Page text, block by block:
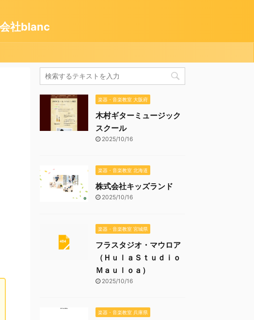
社blanc
楽器・音楽教室 大阪府
木村ギターミュージック
スクール
2025/10/16
楽器・音楽教室 北海道
株式会社キッズランド
2025/10/16
楽器・音楽教室 宮城県
フラスタジオ・マウロア
（ＨｕｌａＳｔｕｄｉｏ
Ｍａｕｌｏａ）
2025/10/16
楽器・音楽教室 兵庫県